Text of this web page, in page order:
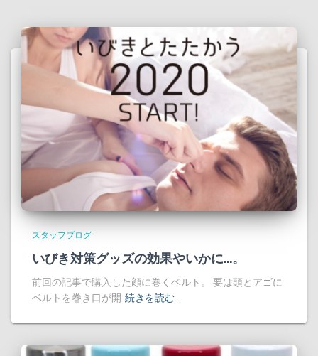
スタッフブログ
いびき対策グッズの効果やいかに…。
前回の記事で購入した顔に巻くベルト。 要は頭とアゴに
ベルトを巻き口が開 続きを読む…